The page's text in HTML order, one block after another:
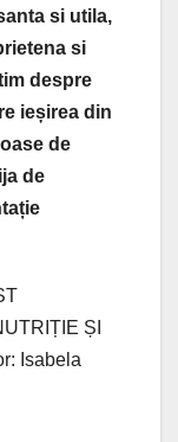
si utila,
si
despre
ieșirea din
de
de
ȘI
Isabela